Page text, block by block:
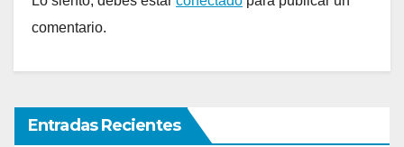
comentario.
Entradas Recientes